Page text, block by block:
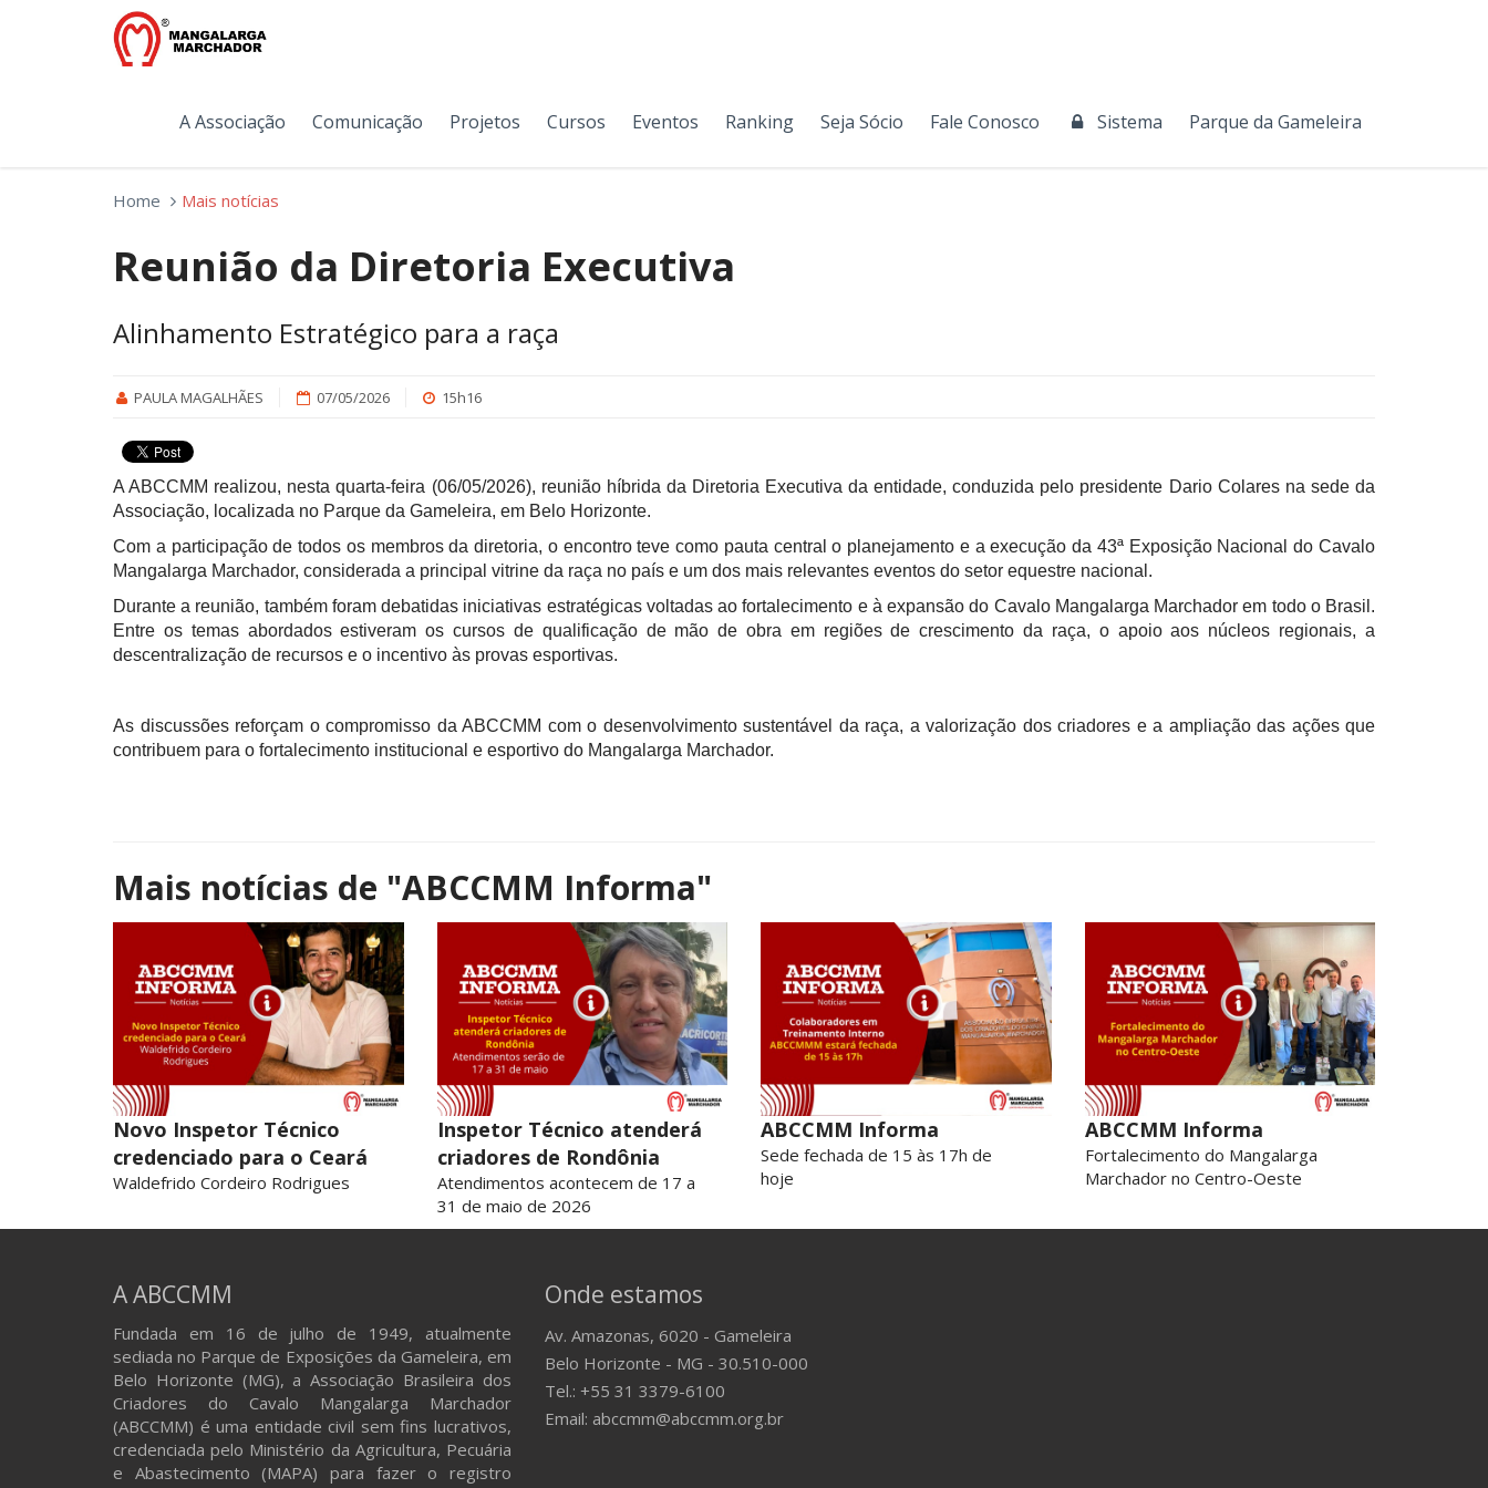
A Associação Comunicação Projetos Cursos Eventos Ranking Seja Sócio Fale Conosco Sistema Parque da Gameleira
Home Mais notícias
Reunião da Diretoria Executiva
Alinhamento Estratégico para a raça
PAULA MAGALHÃES 07/05/2026 15h16
A ABCCMM realizou, nesta quarta-feira (06/05/2026), reunião híbrida da Diretoria Executiva da entidade, conduzida pelo presidente Dario Colares na sede da
Associação, localizada no Parque da Gameleira, em Belo Horizonte.
Com a participação de todos os membros da diretoria, o encontro teve como pauta central o planejamento e a execução da 43ª Exposição Nacional do Cavalo
Mangalarga Marchador, considerada a principal vitrine da raça no país e um dos mais relevantes eventos do setor equestre nacional.
Durante a reunião, também foram debatidas iniciativas estratégicas voltadas ao fortalecimento e à expansão do Cavalo Mangalarga Marchador em todo o Brasil.
Entre os temas abordados estiveram os cursos de qualificação de mão de obra em regiões de crescimento da raça, o apoio aos núcleos regionais, a
descentralização de recursos e o incentivo às provas esportivas.
As discussões reforçam o compromisso da ABCCMM com o desenvolvimento sustentável da raça, a valorização dos criadores e a ampliação das ações que
contribuem para o fortalecimento institucional e esportivo do Mangalarga Marchador.
Mais notícias de "ABCCMM Informa"
Novo Inspetor Técnico
credenciado para o Ceará
Waldefrido Cordeiro Rodrigues
Inspetor Técnico atenderá
criadores de Rondônia
Atendimentos acontecem de 17 a
31 de maio de 2026
ABCCMM Informa
Sede fechada de 15 às 17h de
hoje
ABCCMM Informa
Fortalecimento do Mangalarga
Marchador no Centro-Oeste
A ABCCMM
Fundada em 16 de julho de 1949, atualmente
sediada no Parque de Exposições da Gameleira, em
Belo Horizonte (MG), a Associação Brasileira dos
Criadores do Cavalo Mangalarga Marchador
(ABCCMM) é uma entidade civil sem fins lucrativos,
credenciada pelo Ministério da Agricultura, Pecuária
e Abastecimento (MAPA) para fazer o registro
Onde estamos
Av. Amazonas, 6020 - Gameleira
Belo Horizonte - MG - 30.510-000
Tel.: +55 31 3379-6100
Email: abccmm@abccmm.org.br